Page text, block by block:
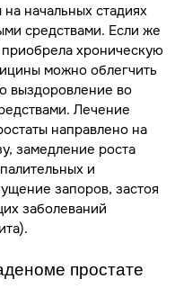
начальных стадиях
средствами. Если же
хроническую
можно облегчить
выздоровление во
Лечение
направлено на
замедление роста
и
запоров, застоя
заболеваний
простате